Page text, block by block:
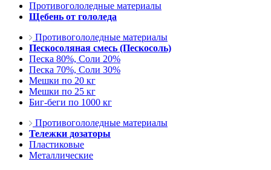
Противогололедные материалы
Щебень от гололеда
Противогололедные материалы
Пескосоляная смесь (Пескосоль)
Песка 80%, Соли 20%
Песка 70%, Соли 30%
Мешки по 20 кг
Мешки по 25 кг
Биг-беги по 1000 кг
Противогололедные материалы
Тележки дозаторы
Пластиковые
Металлические